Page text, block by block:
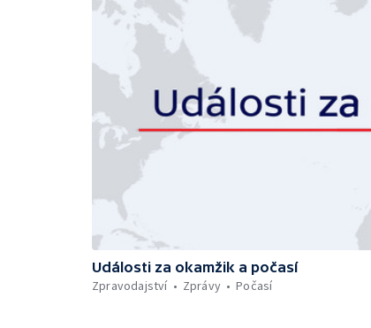
Události za okamžik a počasí
Zpravodajství
Zprávy Počasí